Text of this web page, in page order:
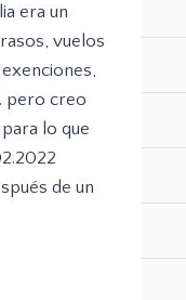
era un
vuelos
pero creo
lo que
de un